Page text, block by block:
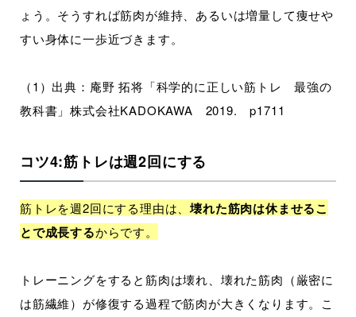
ょう。そうすれば筋肉が維持、あるいは増量して痩せや
すい身体に一歩近づきます。
（1）出典：庵野 拓将「科学的に正しい筋トレ 最強の
教科書」株式会社KADOKAWA 2019. p1711
コツ4:筋トレは週2回にする
筋トレを週2回にする理由は、壊れた筋肉は休ませるこ
とで成長するからです。
トレーニングをすると筋肉は壊れ、壊れた筋肉（厳密に
は筋繊維）が修復する過程で筋肉が大きくなります。こ